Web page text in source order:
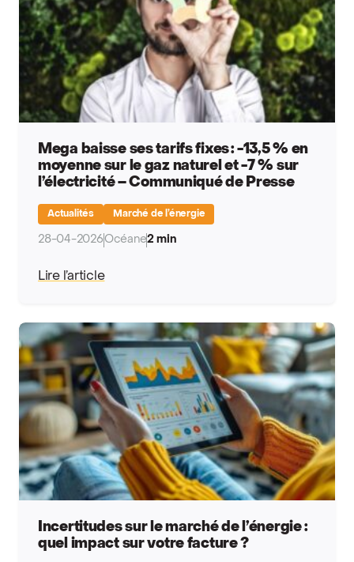
Mega baisse ses tarifs fixes : -13,5 % en
moyenne sur le gaz naturel et -7 % sur
l’électricité – Communiqué de Presse
Actualités Marché de l’énergie
28-04-2026Océane2 min
Lire l’article
Incertitudes sur le marché de l’énergie :
quel impact sur votre facture ?